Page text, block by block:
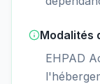
Modalités
EHPAD